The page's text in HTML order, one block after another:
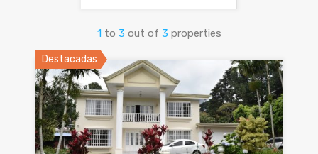
1 to 3 out of 3 properties
Destacadas